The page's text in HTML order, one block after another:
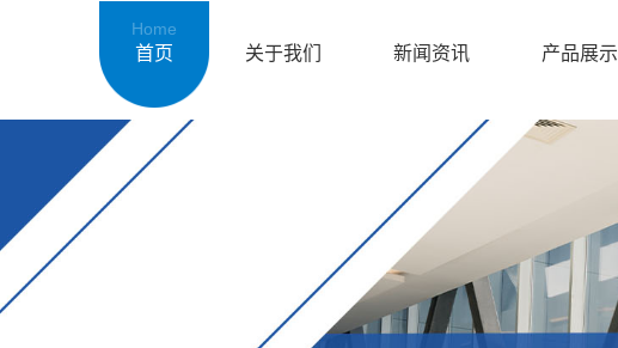
Home
首页 关于我们 新闻资讯 产品展示